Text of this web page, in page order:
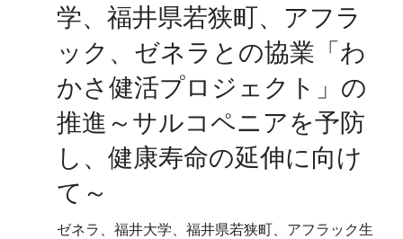
学、福井県若狭町、アフラ
ック、ゼネラとの協業「わ
かさ健活プロジェクト」の
推進～サルコペニアを予防
し、健康寿命の延伸に向け
て～
ゼネラ、福井大学、福井県若狭町、アフラック生